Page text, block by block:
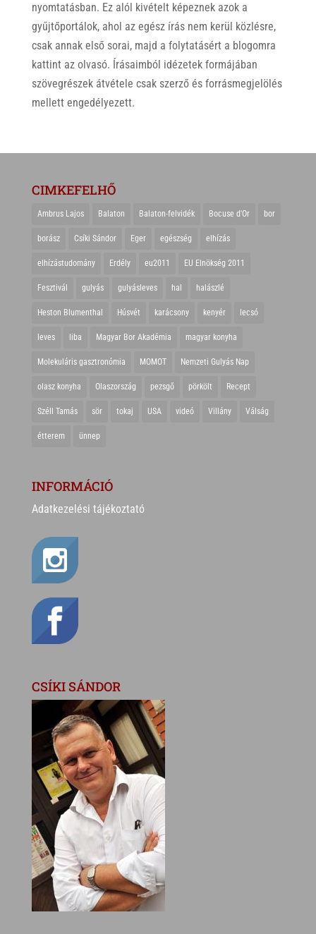
nyomtatásban. Ez alól kivételt képeznek azok a
gyűjtőportálok, ahol az egész írás nem kerül közlésre,
csak annak első sorai, majd a folytatásért a blogomra
kattint az olvasó. Írásaimból idézetek formájában
szövegrészek átvétele csak szerző és forrásmegjelölés
mellett engedélyezett.
CIMKEFELHŐ
Ambrus Lajos Balaton Balaton-felvidék Bocuse d'Or bor
borász Csíki Sándor Eger egészség elhízás
elhízástudomány Erdély eu2011 EU Elnökség 2011
Fesztivál gulyás gulyásleves hal halászlé
Heston Blumenthal Húsvét karácsony kenyér lecsó
leves liba Magyar Bor Akadémia magyar konyha
Molekuláris gasztronómia MOMOT Nemzeti Gulyás Nap
olasz konyha Olaszország pezsgő pörkölt Recept
Széll Tamás sör tokaj USA videó Villány Válság
étterem ünnep
INFORMÁCIÓ
Adatkezelési tájékoztató
CSÍKI SÁNDOR